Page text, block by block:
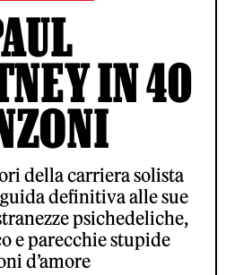
IN 40
della carriera solista
definitiva alle sue
psichedeliche,
e parecchie stupide
d’amore